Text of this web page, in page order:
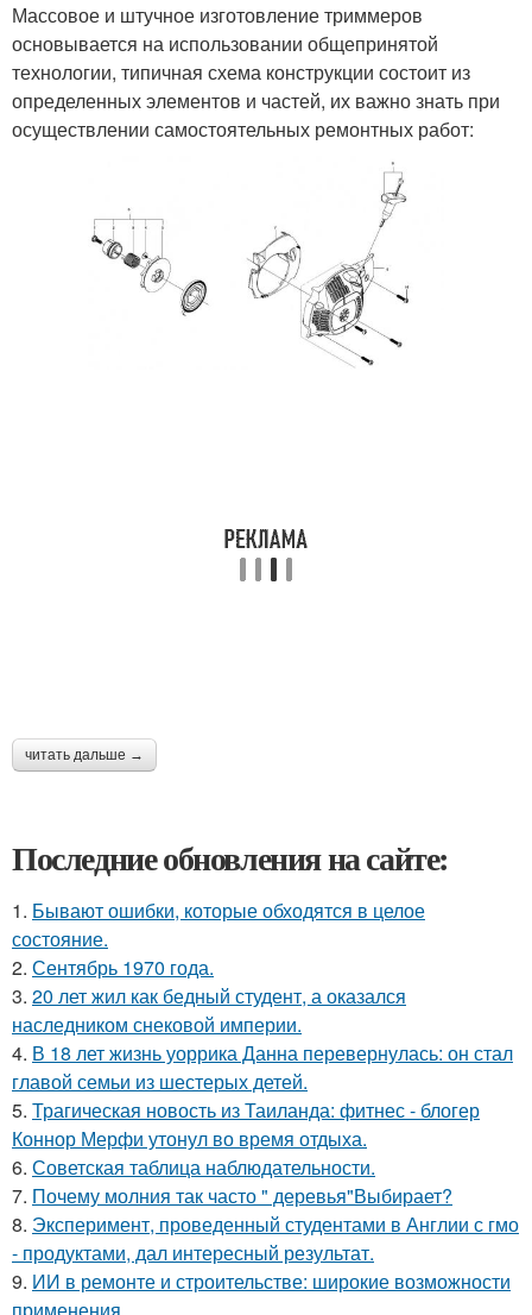
Массовое и штучное изготовление триммеров
основывается на использовании общепринятой
технологии, типичная схема конструкции состоит из
определенных элементов и частей, их важно знать при
осуществлении самостоятельных ремонтных работ:
читать дальше →
Последние обновления на сайте:
1. Бывают ошибки, которые обходятся в целое
состояние.
2. Сентябрь 1970 года.
3. 20 лет жил как бедный студент, а оказался
наследником снековой империи.
4. В 18 лет жизнь уоррика Данна перевернулась: он стал
главой семьи из шестерых детей.
5. Трагическая новость из Таиланда: фитнес - блогер
Коннор Мерфи утонул во время отдыха.
6. Советская таблица наблюдательности.
7. Почему молния так часто " деревья"Выбирает?
8. Эксперимент, проведенный студентами в Англии с гмо
- продуктами, дал интересный результат.
9. ИИ в ремонте и строительстве: широкие возможности